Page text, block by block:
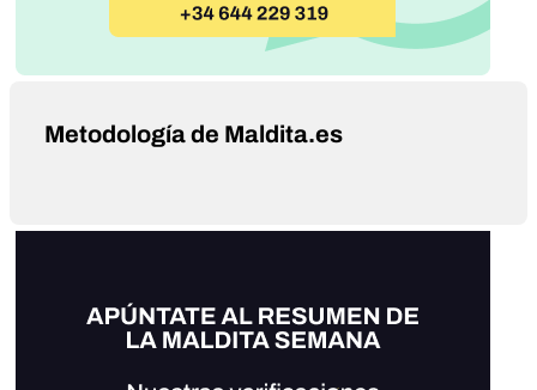
Metodología de Maldita.es